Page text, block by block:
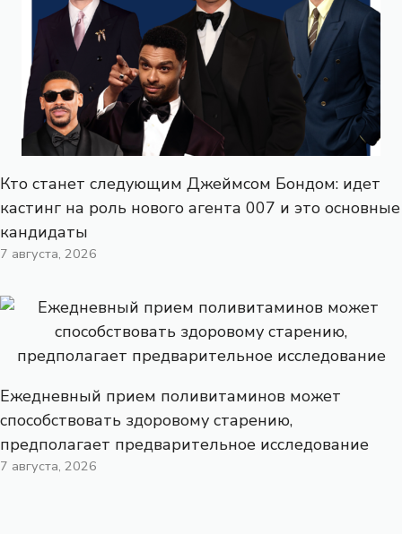
Кто станет следующим Джеймсом Бондом: идет
кастинг на роль нового агента 007 и это основные
кандидаты
7 августа, 2026
Ежедневный прием поливитаминов может
способствовать здоровому старению,
предполагает предварительное исследование
7 августа, 2026